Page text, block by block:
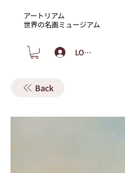
アートリアム
​世界の名画ミュージアム
LOGIN
Back